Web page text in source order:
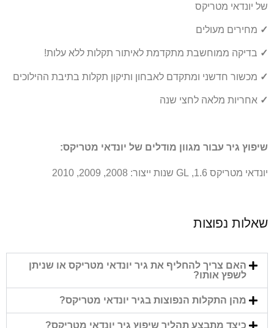
של יונדאי מטריקס
✓ מחירים מעולים
✓ בדיקה ממוחשבת מתקדמת לאיתור תקלות ללא עלות!
✓ מכשור חדשני ומתקדם לאבחון ותיקון תקלות בתיבת ההילוכים
✓ אחריות מלאה לחצי שנה
שיפוץ גיר עבור מגוון מודלים של יונדאי מטריקס:
יונדאי מטריקס 1.6, GL שנות ייצור: 2008, 2009, 2010
שאלות נפוצות
האם צריך להחליף את גיר יונדאי מטריקס או שניתן
לשפץ אותו?
מהן התקלות הנפוצות בגיר יונדאי מטריקס?
כיצד מתבצע תהליך שיפוץ גיר יונדאי מטריקס?